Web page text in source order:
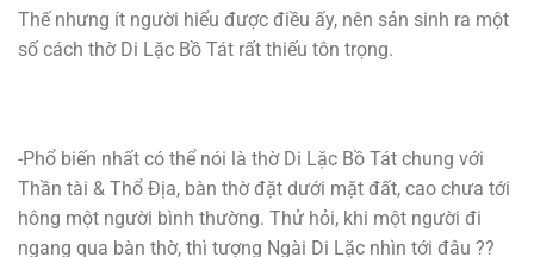
Thế nhưng ít người hiểu được điều ấy, nên sản sinh ra một
số cách thờ Di Lặc Bồ Tát rất thiếu tôn trọng.
-Phổ biến nhất có thể nói là thờ Di Lặc Bồ Tát chung với
Thần tài & Thổ Địa, bàn thờ đặt dưới mặt đất, cao chưa tới
hông một người bình thường. Thử hỏi, khi một người đi
ngang qua bàn thờ, thì tượng Ngài Di Lặc nhìn tới đâu ??